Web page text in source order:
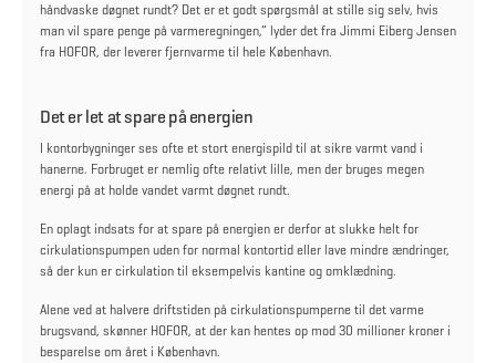
håndvaske døgnet rundt? Det er et godt spørgsmål at stille sig selv, hvis
man vil spare penge på varmeregningen,” lyder det fra Jimmi Eiberg Jensen
fra HOFOR, der leverer fjernvarme til hele København.
Det er let at spare på energien
I kontorbygninger ses ofte et stort energispild til at sikre varmt vand i
hanerne. Forbruget er nemlig ofte relativt lille, men der bruges megen
energi på at holde vandet varmt døgnet rundt.
En oplagt indsats for at spare på energien er derfor at slukke helt for
cirkulationspumpen uden for normal kontortid eller lave mindre ændringer,
så der kun er cirkulation til eksempelvis kantine og omklædning.
Alene ved at halvere driftstiden på cirkulationspumperne til det varme
brugsvand, skønner HOFOR, at der kan hentes op mod 30 millioner kroner i
besparelse om året i København.